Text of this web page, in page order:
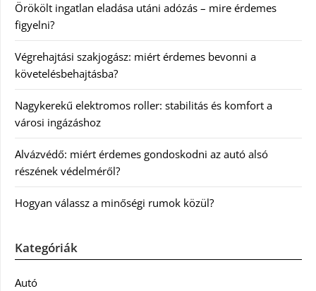
Örökölt ingatlan eladása utáni adózás – mire érdemes
figyelni?
Végrehajtási szakjogász: miért érdemes bevonni a
követelésbehajtásba?
Nagykerekű elektromos roller: stabilitás és komfort a
városi ingázáshoz
Alvázvédő: miért érdemes gondoskodni az autó alsó
részének védelméről?
Hogyan válassz a minőségi rumok közül?
Kategóriák
Autó